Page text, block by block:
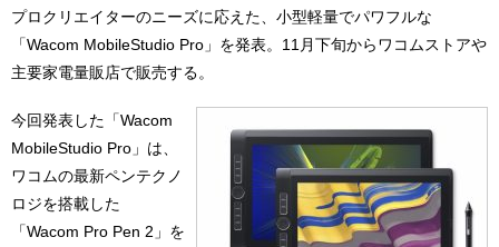
プロクリエイターのニーズに応えた、小型軽量でパワフルな
「Wacom MobileStudio Pro」を発表。11月下旬からワコムストアや
主要家電量販店で販売する。
今回発表した「Wacom
MobileStudio Pro」は、
ワコムの最新ペンテクノ
ロジを搭載した
「Wacom Pro Pen 2」を